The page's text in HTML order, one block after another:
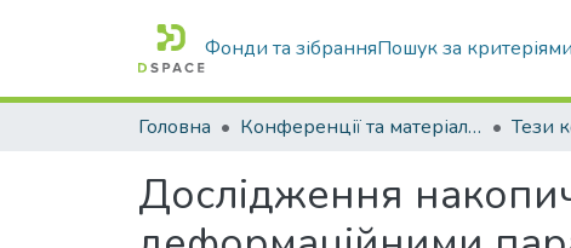
Фонди та зібранняПошук за
Головна Конференції та матеріали конференцій Тези
Дослідження